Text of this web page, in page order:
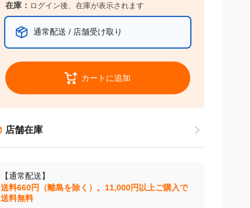
在庫： ログイン後、在庫が表示されます
通常配送 / 店舗受け取り
カートに追加
店舗在庫
【通常配送】
送料660円（離島を除く）。11,000円以上ご購入で
送料無料